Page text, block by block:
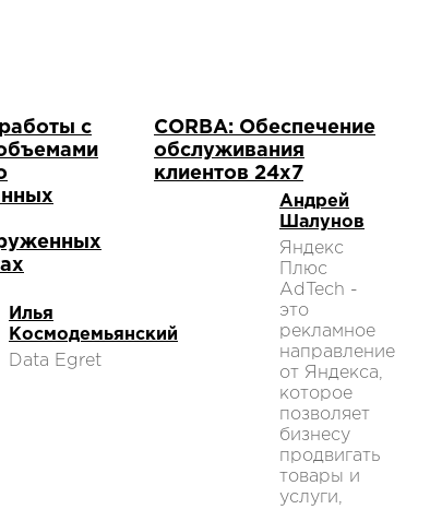
с
Илья
Космодемьянский
Data Egret
CORBA: Обеспечение
обслуживания
клиентов 24x7
Андрей
Шалунов
Яндекс
Плюс
AdTech -
это
рекламное
направление
от Яндекса,
которое
позволяет
бизнесу
продвигать
товары и
услуги,